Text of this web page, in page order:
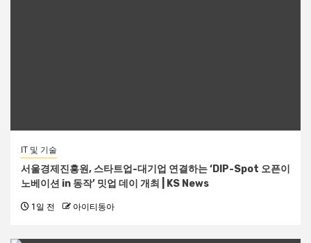
IT 및 기술
서울경제진흥원, 스타트업-대기업 연결하는 ‘DIP-Spot 오픈이
노베이션 in 동작’ 밋업 데이 개최 | KS News
1일 전 아이티동아